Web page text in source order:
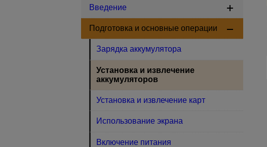
Введение
Подготовка и основные операции
Зарядка аккумулятора
Установка и извлечение
аккумуляторов
Установка и извлечение карт
Использование экрана
Включение питания